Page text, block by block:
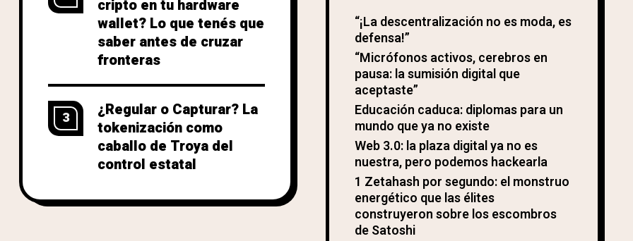
cripto en tu hardware
wallet? Lo que tenés que
saber antes de cruzar
fronteras
3
¿Regular o Capturar? La
tokenización como
caballo de Troya del
control estatal
“¡La descentralización no es moda, es
defensa!”
“Micrófonos activos, cerebros en
pausa: la sumisión digital que
aceptaste”
Educación caduca: diplomas para un
mundo que ya no existe
Web 3.0: la plaza digital ya no es
nuestra, pero podemos hackearla
1 Zetahash por segundo: el monstruo
energético que las élites
construyeron sobre los escombros
de Satoshi